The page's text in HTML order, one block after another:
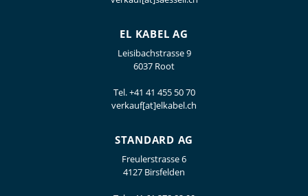
EL KABEL AG
Leisibachstrasse 9
6037 Root
Tel.+41 41 455 50 70
verkauf[at]elkabel.ch
STANDARD AG
Freulerstrasse 6
4127 Birsfelden